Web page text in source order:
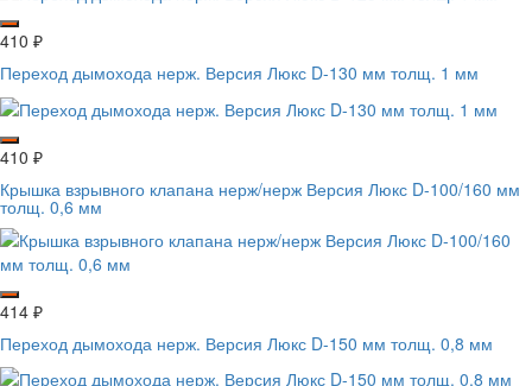
410 ₽
Переход дымохода нерж. Версия Люкс D-130 мм толщ. 1 мм
410 ₽
Крышка взрывного клапана нерж/нерж Версия Люкс D-100/160 мм
толщ. 0,6 мм
414 ₽
Переход дымохода нерж. Версия Люкс D-150 мм толщ. 0,8 мм